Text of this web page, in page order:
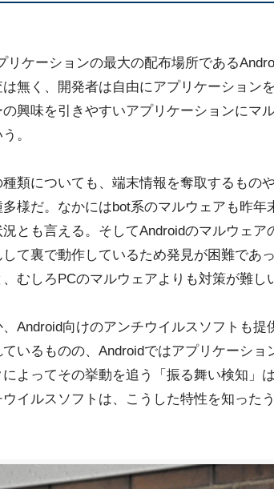
リケーションの最大の配布場所である
無く、開発者は自由にアプリケーション
の興味を引きやすいアプリケーションにマ
。
類についても、端末情報を奪取するもの
多様だ。なかにはbot系のマルウェアも昨年
とも言える。そしてAndroidのマルウェ
して裏で動作しているため発見が困難であ
むしろPCのマルウェアよりも対策が難し
Android向けのアンチウイルスソフトも
いるものの、Androidではアプリケーシ
よってその挙動を追う「振る舞い検知」
イルスソフトは、こうした特性を知った